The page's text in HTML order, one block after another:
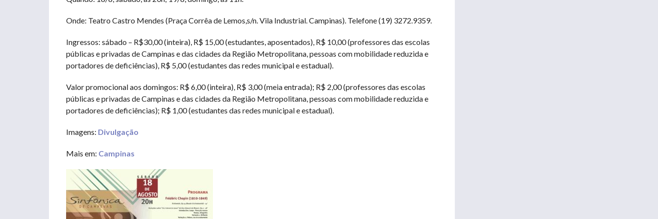
Onde: Teatro Castro Mendes (Praça Corrêa de Lemos,s/n. Vila Industrial. Campinas). Telefone (19) 3272.9359.
Ingressos: sábado – R$30,00 (inteira), R$ 15,00 (estudantes, aposentados), R$ 10,00 (professores das escolas
públicas e privadas de Campinas e das cidades da Região Metropolitana, pessoas com mobilidade reduzida e
portadores de deficiências), R$ 5,00 (estudantes das redes municipal e estadual).
Valor promocional aos domingos: R$ 6,00 (inteira), R$ 3,00 (meia entrada); R$ 2,00 (professores das escolas
públicas e privadas de Campinas e das cidades da Região Metropolitana, pessoas com mobilidade reduzida e
portadores de deficiências); R$ 1,00 (estudantes das redes municipal e estadual).
Imagens: Divulgação
Mais em: Campinas